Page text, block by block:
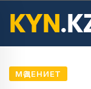
МӘДЕНИЕТ